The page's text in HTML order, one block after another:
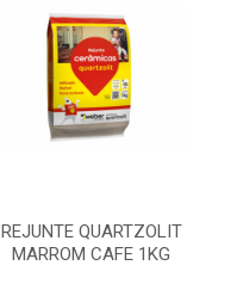
REJUNTE QUARTZOLIT
MARROM CAFE 1KG